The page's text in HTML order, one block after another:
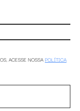
ACESSE NOSSAPOLÍTICA